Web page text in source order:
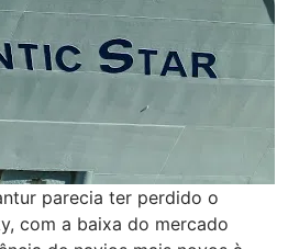
parecia ter perdido o
com a baixa do mercado